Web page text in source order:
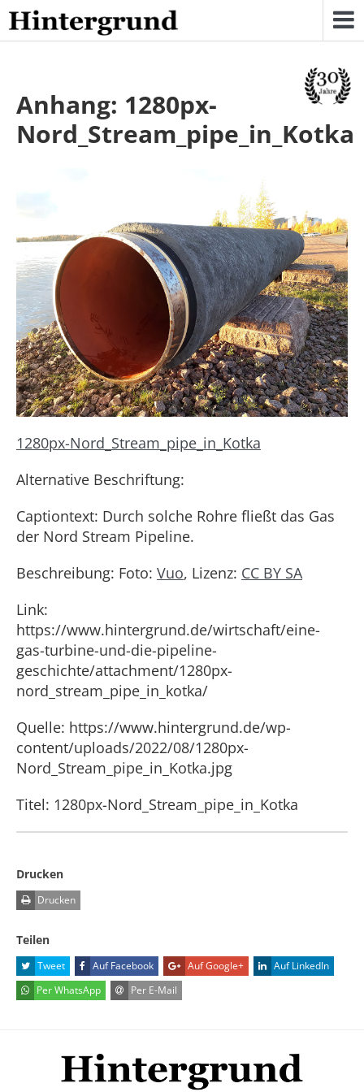
Skip
to
content
Anhang: 1280px-
Nord_Stream_pipe_in_Kotka
1280px-Nord_Stream_pipe_in_Kotka
Alternative Beschriftung:
Captiontext: Durch solche Rohre fließt das Gas
der Nord Stream Pipeline.
Beschreibung: Foto: Vuo, Lizenz: CC BY SA
Link:
https://www.hintergrund.de/wirtschaft/eine-
gas-turbine-und-die-pipeline-
geschichte/attachment/1280px-
nord_stream_pipe_in_kotka/
Quelle: https://www.hintergrund.de/wp-
content/uploads/2022/08/1280px-
Nord_Stream_pipe_in_Kotka.jpg
Titel: 1280px-Nord_Stream_pipe_in_Kotka
Drucken
Drucken
Teilen
Tweet Auf Facebook Auf Google+
Auf LinkedIn
Per WhatsApp
Per E-Mail